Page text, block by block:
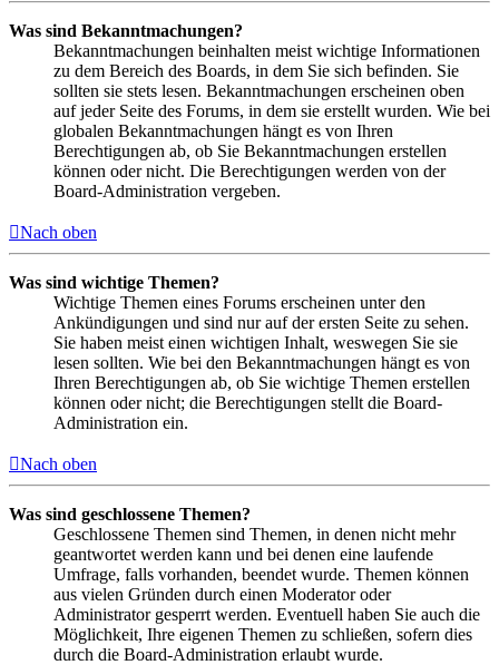
Was sind Bekanntmachungen?
Bekanntmachungen beinhalten meist wichtige Informationen
zu dem Bereich des Boards, in dem Sie sich befinden. Sie
sollten sie stets lesen. Bekanntmachungen erscheinen oben
auf jeder Seite des Forums, in dem sie erstellt wurden. Wie bei
globalen Bekanntmachungen hängt es von Ihren
Berechtigungen ab, ob Sie Bekanntmachungen erstellen
können oder nicht. Die Berechtigungen werden von der
Board-Administration vergeben.
Nach oben
Was sind wichtige Themen?
Wichtige Themen eines Forums erscheinen unter den
Ankündigungen und sind nur auf der ersten Seite zu sehen.
Sie haben meist einen wichtigen Inhalt, weswegen Sie sie
lesen sollten. Wie bei den Bekanntmachungen hängt es von
Ihren Berechtigungen ab, ob Sie wichtige Themen erstellen
können oder nicht; die Berechtigungen stellt die Board-
Administration ein.
Nach oben
Was sind geschlossene Themen?
Geschlossene Themen sind Themen, in denen nicht mehr
geantwortet werden kann und bei denen eine laufende
Umfrage, falls vorhanden, beendet wurde. Themen können
aus vielen Gründen durch einen Moderator oder
Administrator gesperrt werden. Eventuell haben Sie auch die
Möglichkeit, Ihre eigenen Themen zu schließen, sofern dies
durch die Board-Administration erlaubt wurde.